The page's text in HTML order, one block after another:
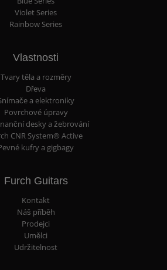
Violet Series
Rainbow Series
Vlastnosti
Tvary těla a rozměry
Dřeva
a elektroniky
Povrchové úpravy
desky a žebrování
CNR System® Active
kufry a gigbagy
Furch Guitars
Kontakt
Náš příběh
Prodejci
Umělci
Udržitelnost